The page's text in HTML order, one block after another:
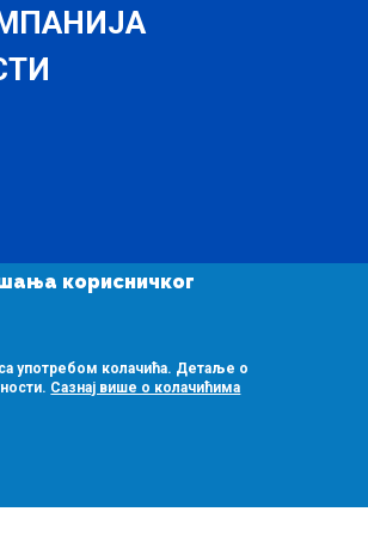
о приватности |Подешавање колачића
корисничког
употребом колачића. Детаље о
Сазнај више о колачићима